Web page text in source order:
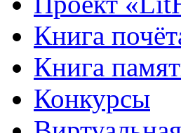
Книга
Книга
Конкурсы